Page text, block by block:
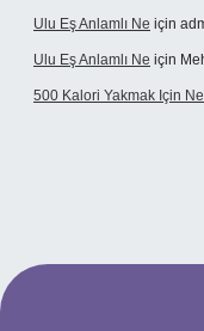
Ulu Eş Anlamlı Ne için
Ulu Eş Anlamlı Ne için
500 Kalori Yakmak Için